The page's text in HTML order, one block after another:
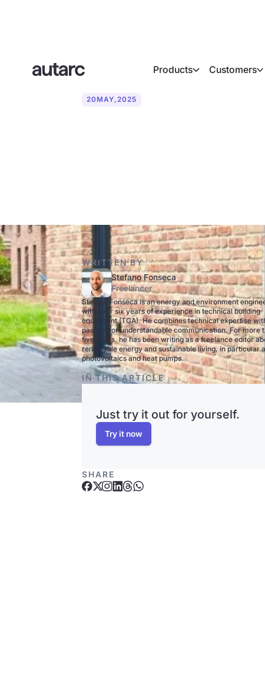
Products Customers
20MAY,2025
WRITTEN BY
Stefano Fonseca
Freelancer
Stefano Fonseca is an energy and environment
with over six years of experience in technical building
equipment (TGA). He combines technical expertise
passion for understandable communication. For more
five years, he has been writing as a freelance editor
renewable energy and sustainable living, in particular
photovoltaics and heat pumps.
IN THIS ARTICLE
Just try it out for yourself.
Try it now
SHARE